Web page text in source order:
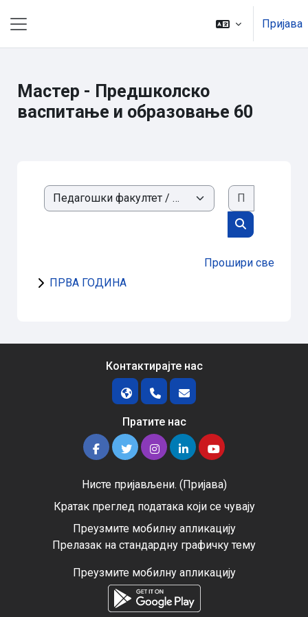
Пријава
Мастер - Предшколско
васпитање и образовање 60
Категорије курсева
Претражи
Прошири све
ПРВА ГОДИНА
Контактирајте нас
Пратите нас
Нисте пријављени. (Пријава)
Кратак преглед података који се чувају
Преузмите мобилну апликацију
Прелазак на стандардну графичку тему
Преузмите мобилну апликацију